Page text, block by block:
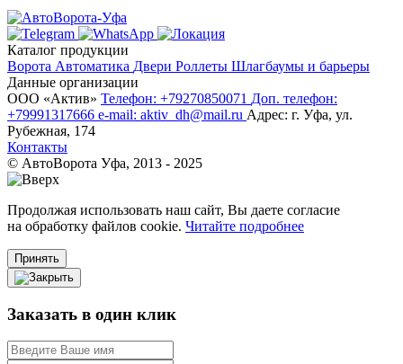
Каталог продукции
Ворота Автоматика Двери Роллеты Шлагбаумы и барьеры
Данные организации
ООО «‎Актив»‎ Телефон: +79270850071 Доп. телефон:
+79991317666 e-mail: aktiv_dh@mail.ru Адрес: г. Уфа, ул.
Рубежная, 174
Контакты
© АвтоВорота Уфа, 2013 - 2025
Продолжая использовать наш сайт, Вы даете согласие
на обработку файлов cookie. Читайте подробнее
Принять
Заказать в один клик